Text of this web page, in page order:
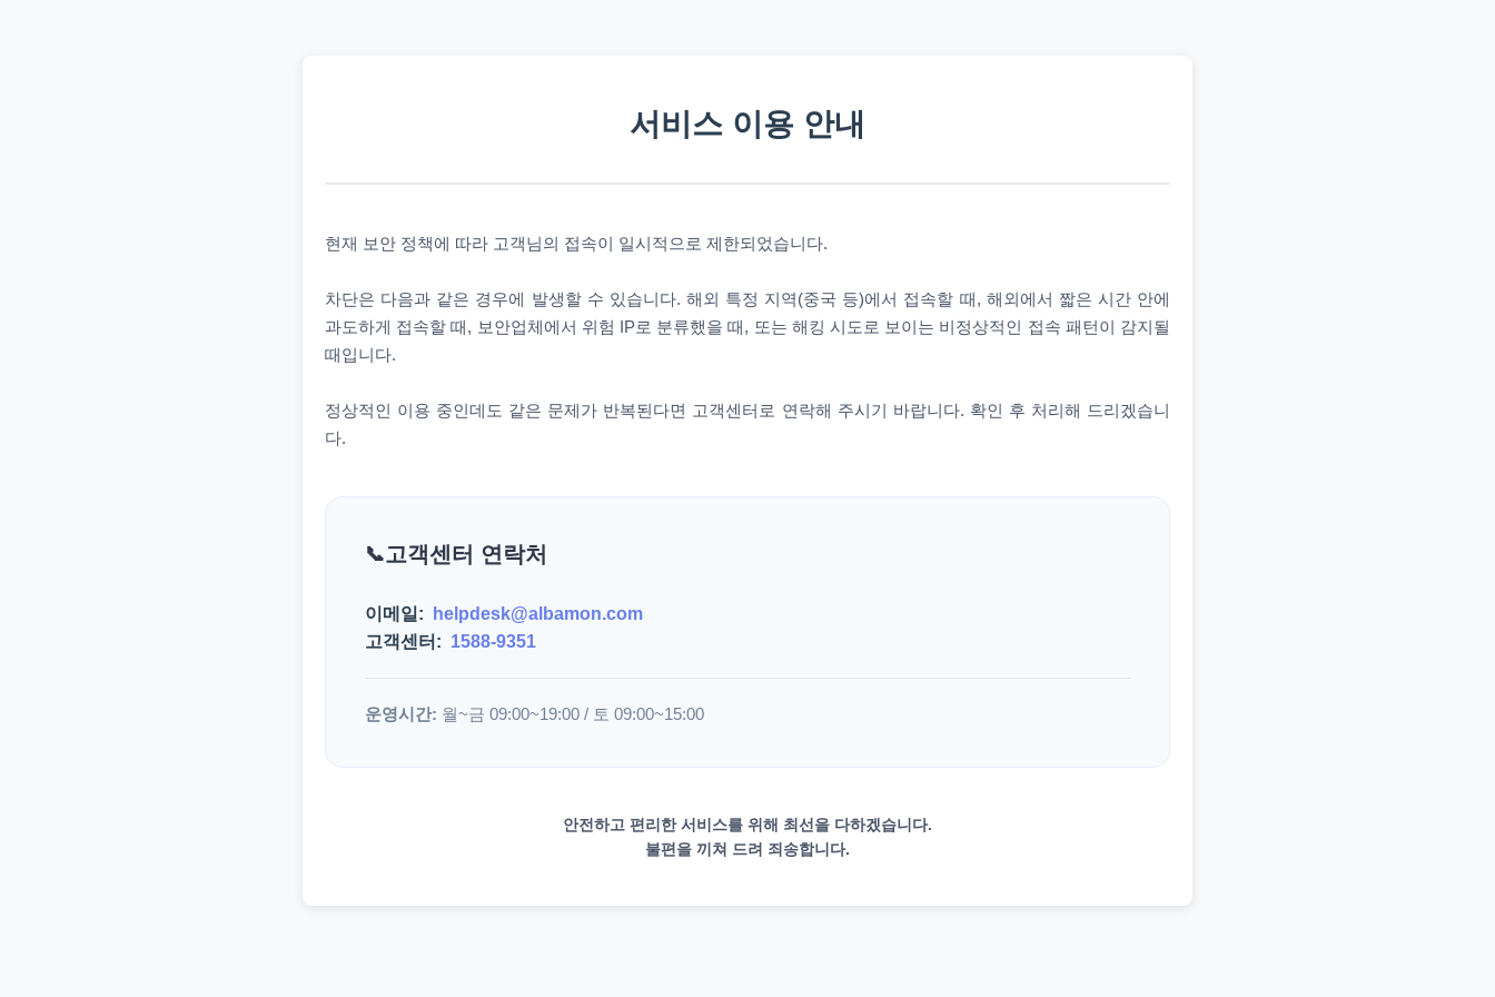
서비스 이용 안내
현재 보안 정책에 따라 고객님의 접속이 일시적으로 제한되었습니다.
차단은 다음과 같은 경우에 발생할 수 있습니다. 해외 특정 지역(중국 등)에서 접속할 때, 해외에서 짧은 시간 안에
과도하게 접속할 때, 보안업체에서 위험 IP로 분류했을 때, 또는 해킹 시도로 보이는 비정상적인 접속 패턴이 감지될
때입니다.
정상적인 이용 중인데도 같은 문제가 반복된다면 고객센터로 연락해 주시기 바랍니다. 확인 후 처리해 드리겠습니
다.
고객센터 연락처
이메일:
helpdesk@albamon.com
고객센터: 1588-9351
운영시간: 월~금 09:00~19:00 / 토 09:00~15:00
안전하고 편리한 서비스를 위해 최선을 다하겠습니다.
불편을 끼쳐 드려 죄송합니다.